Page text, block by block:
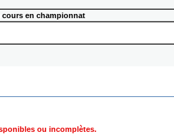
cours en championnat
ou incomplètes.